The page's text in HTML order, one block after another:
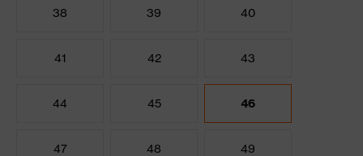
38 39 40
41 42 43
44 45 46
47 48 49